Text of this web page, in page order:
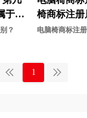
饰品商标注册
摄影器材商标注册
于哪
？
椅商标注册
「商标分类
电脑椅商标注
1